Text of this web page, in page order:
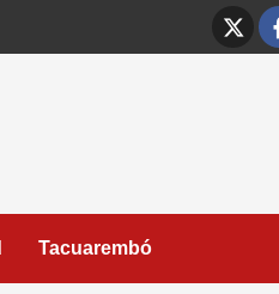
X
Tacuarembó